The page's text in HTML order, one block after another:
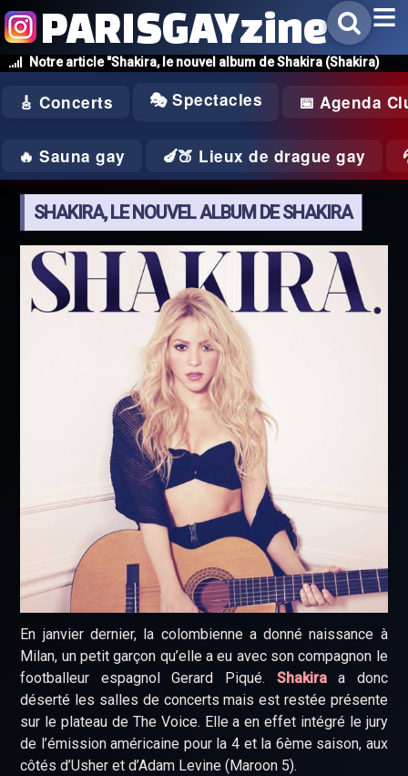
Notre article "Shakira, le nouvel album de Shakira (Shakira)
PARISGAYzine
🎸 Concerts 🎭 Spectacles 📅 Agenda
🔥 Sauna gay 🍆🍑 Lieux de drague gay
SHAKIRA, LE NOUVEL ALBUM DE SHAKIRA
En janvier dernier, la colombienne a donné naissance à
Milan, un petit garçon qu’elle a eu avec son compagnon le
footballeur espagnol Gerard Piqué. Shakiraa donc
déserté les salles de concerts mais est restée présente
sur le plateau de The Voice. Elle a en effet intégré le jury
de l’émission américaine pour la 4 et la 6ème saison, aux
côtés d’Usher et d’Adam Levine (Maroon 5).